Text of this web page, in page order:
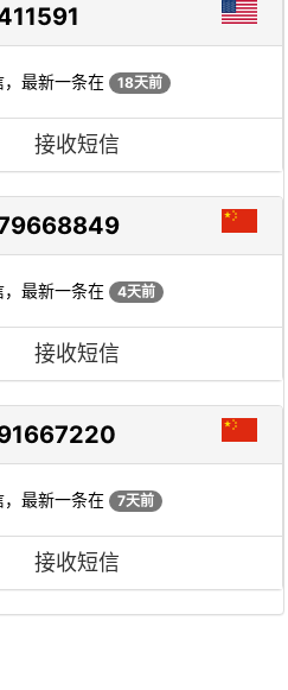
，最新一条在 18天前
接收短信
，最新一条在 4天前
接收短信
，最新一条在 7天前
接收短信